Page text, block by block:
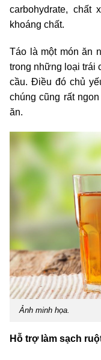
carbohydrate, chất
khoáng chất.
Táo là một món ăn
trong những loại trái
cầu. Điều đó chủ
chúng cũng rất
ăn.
Ảnh minh họa.
Hỗ trợ làm sạch